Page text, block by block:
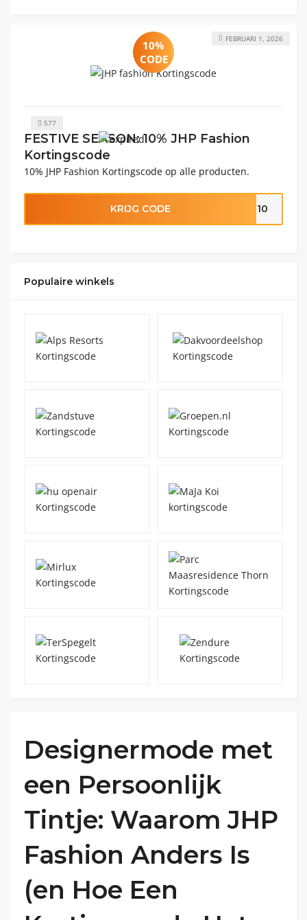
10%
CODE
577
FESTIVE SEASON: 10% JHP Fashion
Kortingscode
10% JHP Fashion Kortingscode op alle producten.
FEBRUARI 1, 2026
KRIJG CODE VE10
Populaire winkels
Designermode met
een Persoonlijk
Tintje: Waarom JHP
Fashion Anders Is
(en Hoe Een